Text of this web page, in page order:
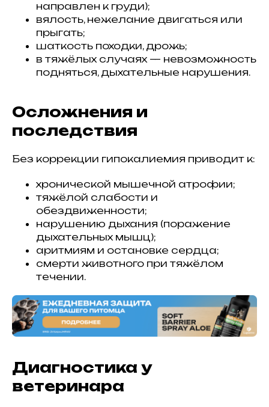
направлен к груди);
вялость, нежелание двигаться или
прыгать;
шаткость походки, дрожь;
в тяжёлых случаях — невозможность
подняться, дыхательные нарушения.
Осложнения и
последствия
Без коррекции гипокалиемия приводит к:
хронической мышечной атрофии;
тяжёлой слабости и
обездвиженности;
нарушению дыхания (поражение
дыхательных мышц);
аритмиям и остановке сердца;
смерти животного при тяжёлом
течении.
Диагностика у
ветеринара